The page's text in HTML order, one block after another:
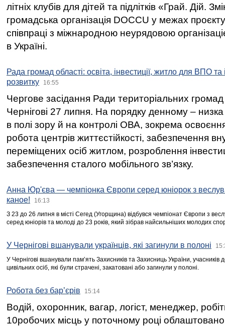
літніх клубів для дітей та підлітків «Грай. Дій.
громадська організація DOCCU у межах
співпраці з міжнародною неурядовою
в Україні.
Рада громад області: освіта, інвестиції, житло для ВПО
розвитку
16:55
Чергове засідання Ради територіальних громад
Чернігові 27 липня. На порядку денному –
в полі зору й на контролі ОВА, зокрема освоєння
робота центрів життєстійкості, забезпечення
переміщених осіб житлом, розроблення
забезпечення сталого мобільного зв’язку.
Анна Юр'єва — чемпіонка Європи серед юніорок з
каное!
16:13
З 23 до 26 липня в місті Сегед (Угорщина) відбувся чемпіонат Європи з
серед юніорів та молоді до 23 років, який зібрав найсильніших молодих
У Чернігові вшанували українців, які загинули в полоні
У Чернігові вшанували пам’ять Захисників та Захисниць України,
цивільних осіб, які були страчені, закатовані або загинули у полоні.
Робота без бар’єрів 15:14
Водій, охоронник, вагар, логіст, менеджер,
10робочих місць у поточному році